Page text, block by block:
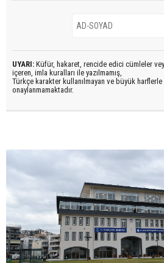
UYARI: Küfür, hakaret, rencide edici cümleler
içeren, imla kuralları ile yazılmamış,
Türkçe karakter kullanılmayan ve büyük harflerle
onaylanmamaktadır.